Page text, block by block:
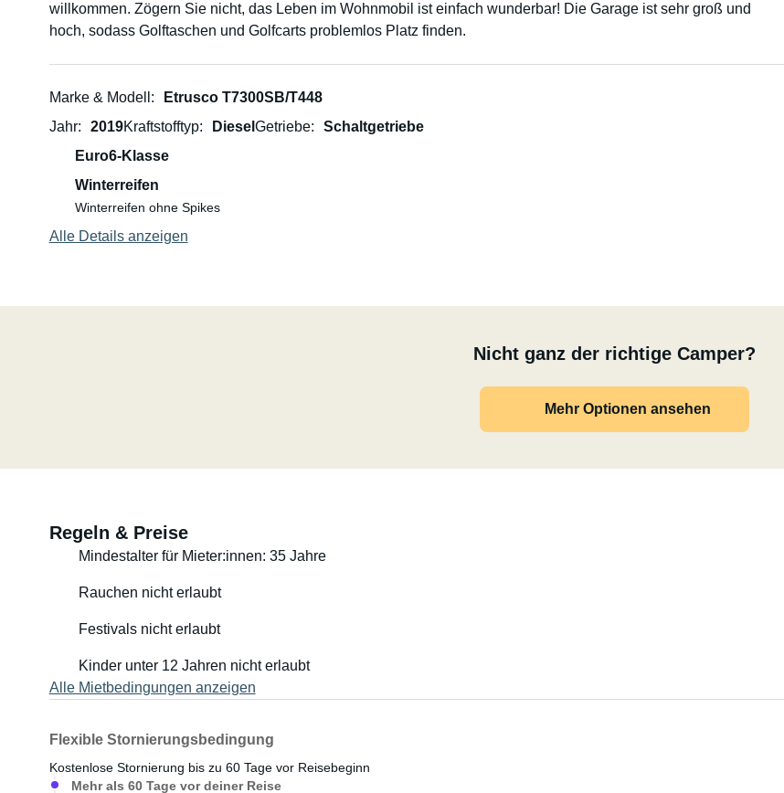
willkommen. Zögern Sie nicht, das Leben im Wohnmobil ist einfach wunderbar! Die Garage ist sehr groß und
hoch, sodass Golftaschen und Golfcarts problemlos Platz finden.
Marke & Modell
Etrusco T7300SB/T448
Jahr
2019Kraftstofftyp Diesel Getriebe
Schaltgetriebe
Euro6-Klasse
Winterreifen
Winterreifen ohne Spikes
Alle Details anzeigen
Nicht ganz der richtige Camper?
Mehr Optionen ansehen
Regeln & Preise
Mindestalter für Mieter:innen: 35 Jahre
Rauchen nicht erlaubt
Festivals nicht erlaubt
Kinder unter 12 Jahren nicht erlaubt
Alle Mietbedingungen anzeigen
Flexible Stornierungsbedingung
Kostenlose Stornierung bis zu 60 Tage vor Reisebeginn
Mehr als 60 Tage vor deiner Reise